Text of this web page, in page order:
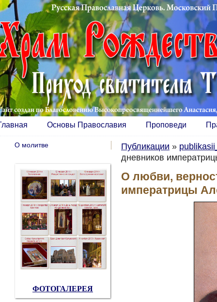
Основы Православия Проповеди
Публикации »
дневников
О любви,
императрицы
О молитве
ФОТОГАЛЕРЕЯ